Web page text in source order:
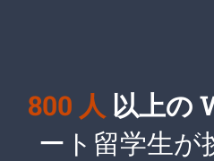
800 人 以上の
ート留学生が